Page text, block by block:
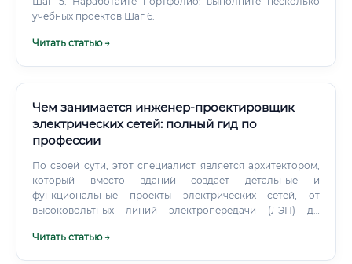
специализированном программном обеспечении:
специализированных расчётных программах —
технические знания, аналитическое мышление и умение
работать с нормативной базой.
учебных проектов Шаг 6.
Читать статью →
Чем занимается инженер-проектировщик
электрических сетей: полный гид по
профессии
По своей сути, этот специалист является архитектором,
который вместо зданий создает детальные и
функциональные проекты электрических сетей, от
высоковольтных линий электропередачи (ЛЭП) до
заключается в комплексном интеллектуальном труде,
Читать статью →